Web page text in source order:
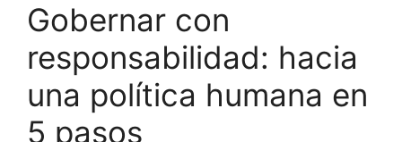
Gobernar con
responsabilidad: hacia
una política humana en
5 pasos